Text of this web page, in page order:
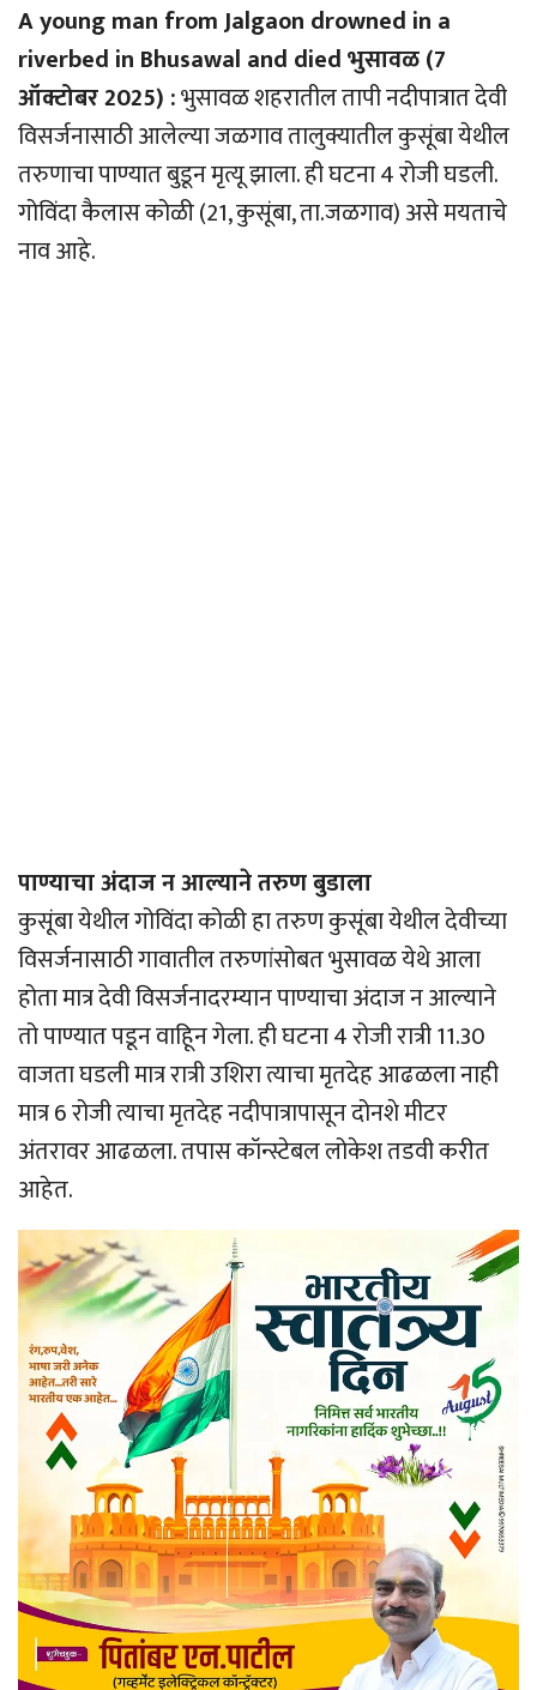
A young man from Jalgaon drowned in a
riverbed in Bhusawal and died भुसावळ (7
ऑक्टोबर 2025) :भुसावळ शहरातील तापी नदीपात्रात देवी
विसर्जनासाठी आलेल्या जळगाव तालुक्यातील कुसूंबा येथील
तरुणाचा पाण्यात बुडून मृत्यू झाला. ही घटना 4 रोजी घडली.
गोविंदा कैलास कोळी (21, कुसूंबा, ता.जळगाव) असे मयताचे
नाव आहे.
पाण्याचा अंदाज न आल्याने तरुण बुडाला
कुसूंबा येथील गोविंदा कोळी हा तरुण कुसूंबा येथील देवीच्या
विसर्जनासाठी गावातील तरुणांसोबत भुसावळ येथे आला
होता मात्र देवी विसर्जनादरम्यान पाण्याचा अंदाज न आल्याने
तो पाण्यात पडून वाहिून गेला. ही घटना 4 रोजी रात्री 11.30
वाजता घडली मात्र रात्री उशिरा त्याचा मृतदेह आढळला नाही
मात्र 6 रोजी त्याचा मृतदेह नदीपात्रापासून दोनशे मीटर
अंतरावर आढळला. तपास कॉन्स्टेबल लोकेश तडवी करीत
आहेत.